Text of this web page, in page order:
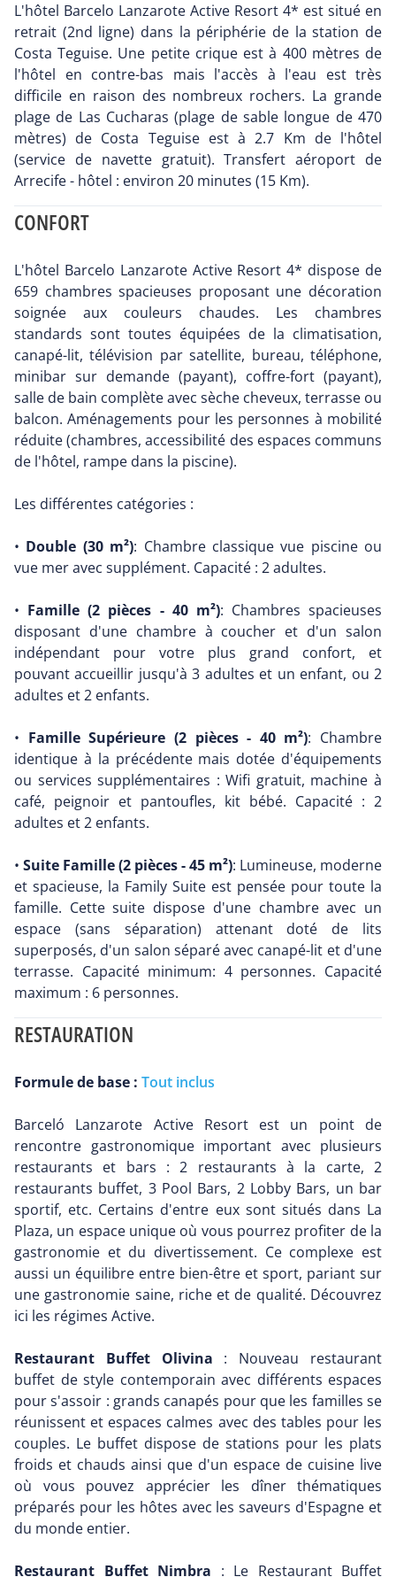
L'hôtel Barcelo Lanzarote Active Resort 4* est situé en
retrait (2nd ligne) dans la périphérie de la station de
Costa Teguise. Une petite crique est à 400 mètres de
l'hôtel en contre-bas mais l'accès à l'eau est très
difficile en raison des nombreux rochers. La grande
plage de Las Cucharas (plage de sable longue de 470
mètres) de Costa Teguise est à 2.7 Km de l'hôtel
(service de navette gratuit). Transfert aéroport de
Arrecife - hôtel : environ 20 minutes (15 Km).
CONFORT
L'hôtel Barcelo Lanzarote Active Resort 4* dispose de
659 chambres spacieuses proposant une décoration
soignée aux couleurs chaudes. Les chambres
standards sont toutes équipées de la climatisation,
canapé-lit, télévision par satellite, bureau, téléphone,
minibar sur demande (payant), coffre-fort (payant),
salle de bain complète avec sèche cheveux, terrasse ou
balcon. Aménagements pour les personnes à mobilité
réduite (chambres, accessibilité des espaces communs
de l'hôtel, rampe dans la piscine).
Les différentes catégories :
• Double (30 m²): Chambre classique vue piscine ou
vue mer avec supplément. Capacité : 2 adultes.
• Famille (2 pièces - 40 m²): Chambres spacieuses
disposant d'une chambre à coucher et d'un salon
indépendant pour votre plus grand confort, et
pouvant accueillir jusqu'à 3 adultes et un enfant, ou 2
adultes et 2 enfants.
• Famille Supérieure (2 pièces - 40 m²): Chambre
identique à la précédente mais dotée d'équipements
ou services supplémentaires : Wifi gratuit, machine à
café, peignoir et pantoufles, kit bébé. Capacité : 2
adultes et 2 enfants.
• Suite Famille (2 pièces - 45 m²): Lumineuse, moderne
et spacieuse, la Family Suite est pensée pour toute la
famille. Cette suite dispose d'une chambre avec un
espace (sans séparation) attenant doté de lits
superposés, d'un salon séparé avec canapé-lit et d'une
terrasse. Capacité minimum: 4 personnes. Capacité
maximum : 6 personnes.
RESTAURATION
Formule de base : Tout inclus
Barceló Lanzarote Active Resort est un point de
rencontre gastronomique important avec plusieurs
restaurants et bars : 2 restaurants à la carte, 2
restaurants buffet, 3 Pool Bars, 2 Lobby Bars, un bar
sportif, etc. Certains d'entre eux sont situés dans La
Plaza, un espace unique où vous pourrez profiter de la
gastronomie et du divertissement. Ce complexe est
aussi un équilibre entre bien-être et sport, pariant sur
une gastronomie saine, riche et de qualité. Découvrez
ici les régimes Active.
Restaurant Buffet Olivina : Nouveau restaurant
buffet de style contemporain avec différents espaces
pour s'assoir : grands canapés pour que les familles se
réunissent et espaces calmes avec des tables pour les
couples. Le buffet dispose de stations pour les plats
froids et chauds ainsi que d'un espace de cuisine live
où vous pouvez apprécier les dîner thématiques
préparés pour les hôtes avec les saveurs d'Espagne et
du monde entier.
Restaurant Buffet Nimbra : Le Restaurant Buffet